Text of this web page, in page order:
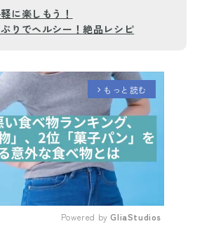
に楽しもう！
りでヘルシー！絶品レシピ
arrow_forward_ios もっと読む
Powered by GliaStudios